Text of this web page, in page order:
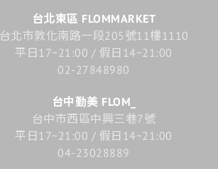
台北東區 FLOMMARKET
台北市敦化南路一段205號11樓1110
平日17~21:00 / 假日14~21:00
02-27848980
台中勤美 FLOM_
台中市西區中興三巷7號
平日17~21:00 / 假日14~21:00
04-23028889